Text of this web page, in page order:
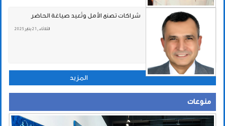
شراكات تصنع الأمل وتُعيد صياغة الحاضر
الثلاثاء , 21 يناير 2025
المزيد
منوعات